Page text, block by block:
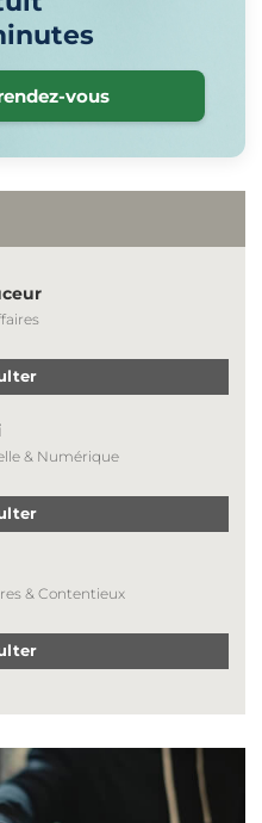
vous
& Numérique
& Contentieux